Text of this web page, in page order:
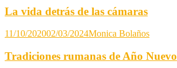
La vida detrás de las cámaras
11/10/202002/03/2024Monica Bolaños
Tradiciones rumanas de Año Nuevo